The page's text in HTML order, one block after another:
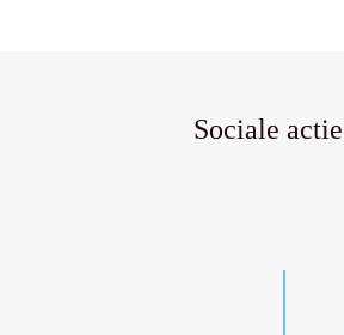
Sociale actie